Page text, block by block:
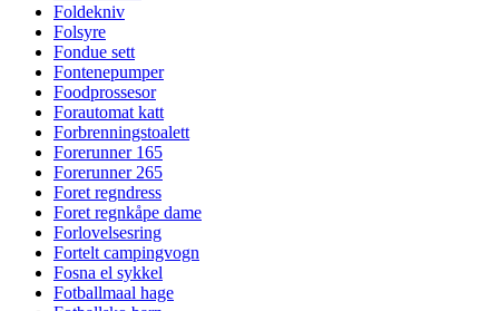
Foldekniv
Folsyre
Fondue sett
Fontenepumper
Foodprossesor
Forautomat katt
Forbrenningstoalett
Forerunner 165
Forerunner 265
Foret regndress
Foret regnkåpe dame
Forlovelsesring
Fortelt campingvogn
Fosna el sykkel
Fotballmaal hage